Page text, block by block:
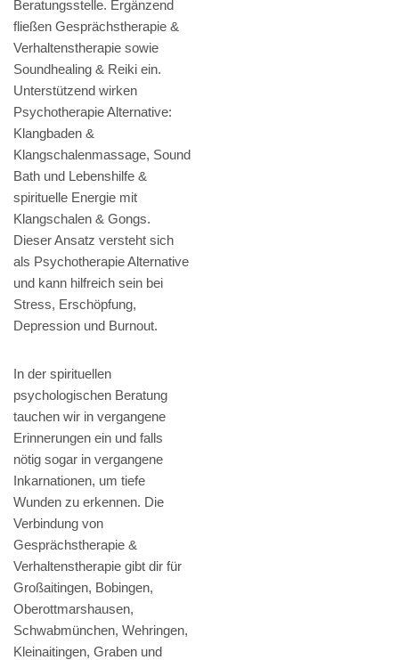
Beratungsstelle. Ergänzend
fließen Gesprächstherapie &
Verhaltenstherapie sowie
Soundhealing & Reiki ein.
Unterstützend wirken
Psychotherapie Alternative:
Klangbaden &
Klangschalenmassage, Sound
Bath und Lebenshilfe &
spirituelle Energie mit
Klangschalen & Gongs.
Dieser Ansatz versteht sich
als Psychotherapie Alternative
und kann hilfreich sein bei
Stress, Erschöpfung,
Depression und Burnout.
In der spirituellen
psychologischen Beratung
tauchen wir in vergangene
Erinnerungen ein und falls
nötig sogar in vergangene
Inkarnationen, um tiefe
Wunden zu erkennen. Die
Verbindung von
Gesprächstherapie &
Verhaltenstherapie gibt dir für
Großaitingen, Bobingen,
Oberottmarshausen,
Schwabmünchen, Wehringen,
Kleinaitingen, Graben und